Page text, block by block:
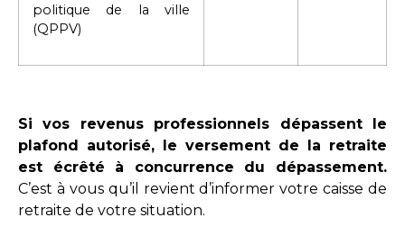
politique de la ville
(QPPV)
Si vos revenus professionnels dépassent le
plafond autorisé, le versement de la retraite
est écrêté à concurrence du dépassement.
C’est à vous qu’il revient d’informer votre caisse de
retraite de votre situation.